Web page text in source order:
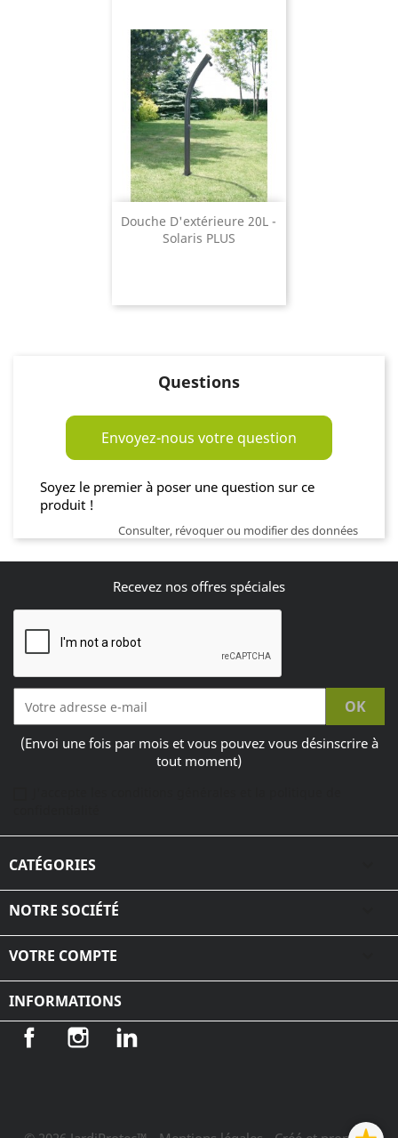
Douche D'extérieure 20L -
Solaris PLUS
Questions
Envoyez-nous votre question
Soyez le premier à poser une question sur ce
produit !
Consulter, révoquer ou modifier des données
Recevez nos offres spéciales
(Envoi une fois par mois et vous pouvez vous désinscrire à
tout moment)
CATÉGORIES
NOTRE SOCIÉTÉ
VOTRE COMPTE
INFORMATIONS
Facebook Instagram